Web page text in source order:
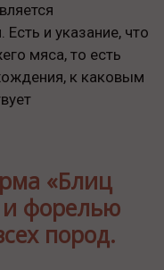
и указание, что
мяса, то есть
к каковым
«Блиц
и форелью
пород.